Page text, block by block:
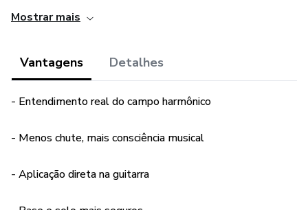
✔ O que é campo harmônico sem complicação
✔ Como identificar o tom de uma música
Mostrar mais
Vantagens Detalhes
- Entendimento real do campo harmônico
- Menos chute, mais consciência musical
- Aplicação direta na guitarra